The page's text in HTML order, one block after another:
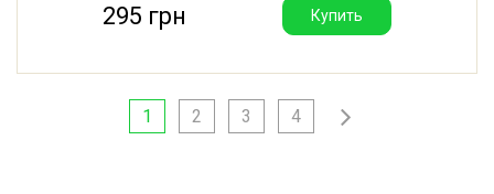
295 грн Купить
1 2 3 4